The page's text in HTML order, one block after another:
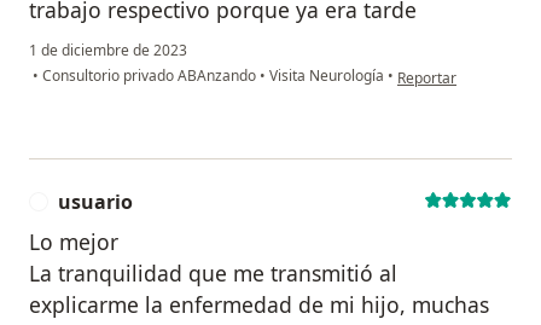
trabajo respectivo porque ya era tarde
1 de diciembre de 2023
• Consultorio privado ABAnzando • Visita Neurología • en opinión del
Reportar
usuario
Lo mejor
La tranquilidad que me transmitió al
explicarme la enfermedad de mi hijo, muchas